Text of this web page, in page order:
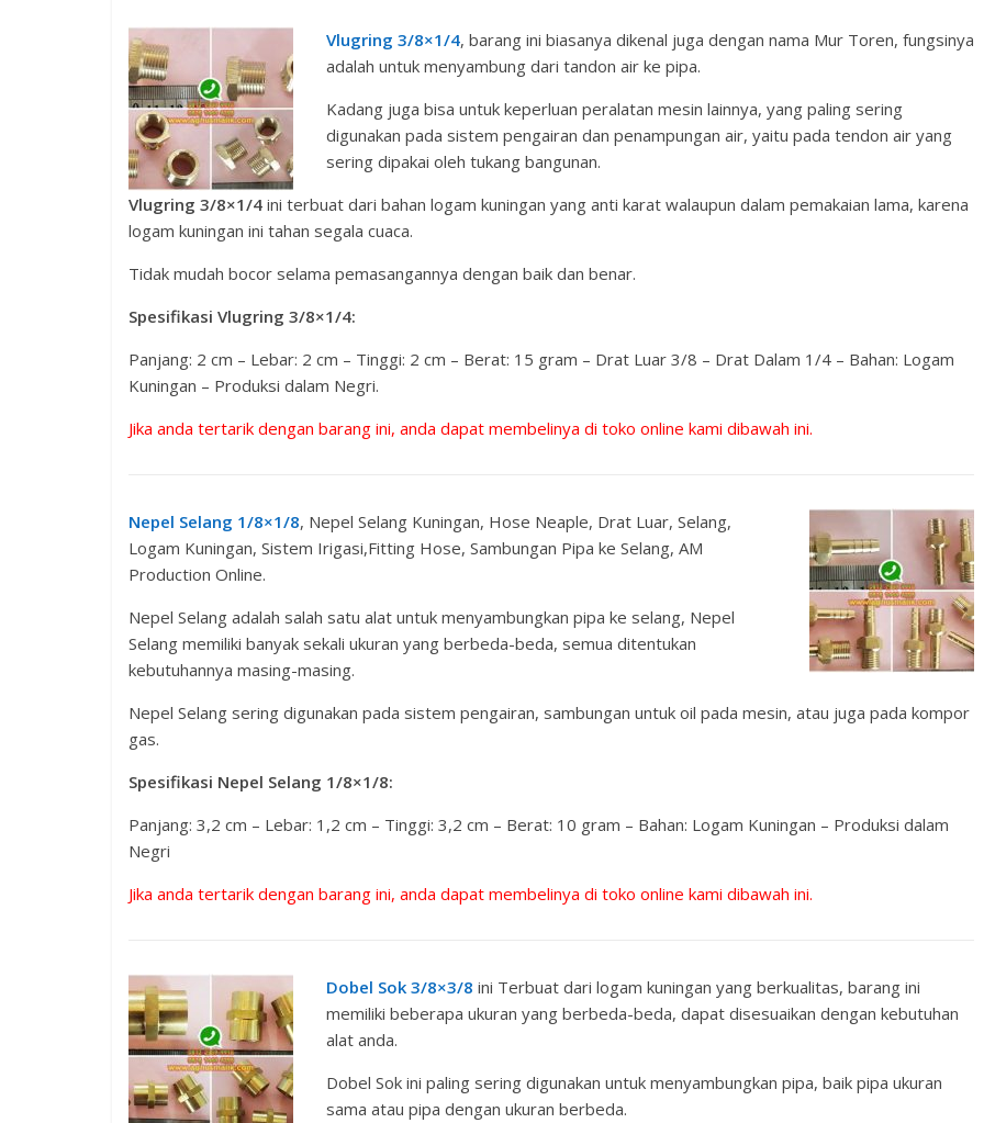
Vlugring 3/8×1/4, barang ini biasanya dikenal juga dengan nama Mur Toren, fungsinya
adalah untuk menyambung dari tandon air ke pipa.
Kadang juga bisa untuk keperluan peralatan mesin lainnya, yang paling sering
digunakan pada sistem pengairan dan penampungan air, yaitu pada tendon air yang
sering dipakai oleh tukang bangunan.
Vlugring 3/8×1/4 ini terbuat dari bahan logam kuningan yang anti karat walaupun dalam pemakaian lama, karena
logam kuningan ini tahan segala cuaca.
Tidak mudah bocor selama pemasangannya dengan baik dan benar.
Spesifikasi Vlugring 3/8×1/4:
Panjang: 2 cm – Lebar: 2 cm – Tinggi: 2 cm – Berat: 15 gram – Drat Luar 3/8 – Drat Dalam 1/4 – Bahan: Logam
Kuningan – Produksi dalam Negri.
Jika anda tertarik dengan barang ini, anda dapat membelinya di toko online kami dibawah ini.
Nepel Selang 1/8×1/8, Nepel Selang Kuningan, Hose Neaple, Drat Luar, Selang,
Logam Kuningan, Sistem Irigasi,Fitting Hose, Sambungan Pipa ke Selang, AM
Production Online.
Nepel Selang adalah salah satu alat untuk menyambungkan pipa ke selang, Nepel
Selang memiliki banyak sekali ukuran yang berbeda-beda, semua ditentukan
kebutuhannya masing-masing.
Nepel Selang sering digunakan pada sistem pengairan, sambungan untuk oil pada mesin, atau juga pada kompor
gas.
Spesifikasi Nepel Selang 1/8×1/8:
Panjang: 3,2 cm – Lebar: 1,2 cm – Tinggi: 3,2 cm – Berat: 10 gram – Bahan: Logam Kuningan – Produksi dalam
Negri
Jika anda tertarik dengan barang ini, anda dapat membelinya di toko online kami dibawah ini.
Dobel Sok 3/8×3/8 ini Terbuat dari logam kuningan yang berkualitas, barang ini
memiliki beberapa ukuran yang berbeda-beda, dapat disesuaikan dengan kebutuhan
alat anda.
Dobel Sok ini paling sering digunakan untuk menyambungkan pipa, baik pipa ukuran
sama atau pipa dengan ukuran berbeda.